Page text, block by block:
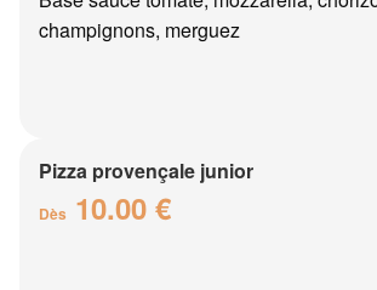
champignons, merguez
Pizza provençale junior
Dès 10.00 €